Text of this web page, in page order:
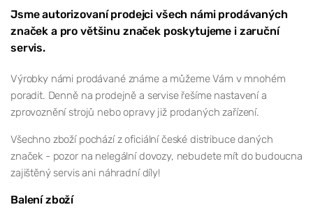
Jsme autorizovaní prodejci všech námi prodávaných
značek a pro většinu značek poskytujeme i zaruční
servis.
Výrobky námi prodávané známe a můžeme Vám v mnohém
poradit. Denně na prodejně a servise řešíme nastavení a
zprovoznění strojů nebo opravy již prodaných zařízení.
Všechno zboží pochází z oficiální české distribuce daných
značek - pozor na nelegální dovozy, nebudete mít do budoucna
zajištěný servis ani náhradní díly!
Balení zboží